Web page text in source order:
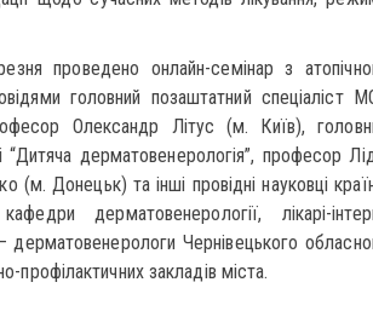
проведено онлайн-семінар з
головний позаштатний спеціаліст
Олександр Літус (м. Київ),
“Дитяча дерматовенерологія”, професор
Донецьк) та інші провідні науковці
дерматовенерології, лікарі-
дерматовенерологи Чернівецького
профілактичних закладів міста.